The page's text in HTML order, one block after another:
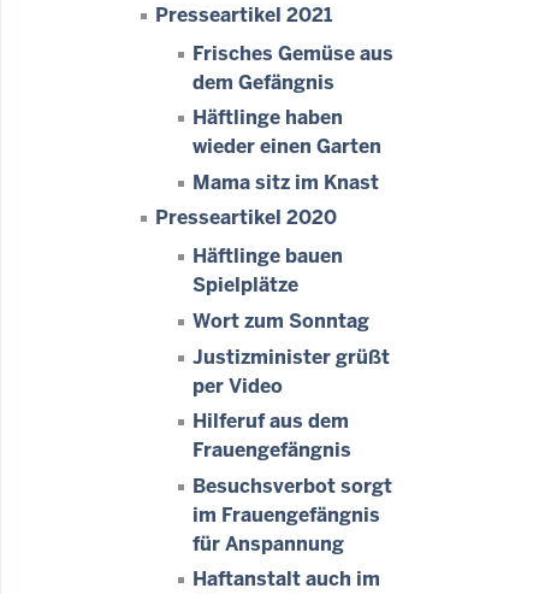
Presseartikel 2021
Frisches Gemüse aus
dem Gefängnis
Häftlinge haben
wieder einen Garten
Mama sitz im Knast
Presseartikel 2020
Häftlinge bauen
Spielplätze
Wort zum Sonntag
Justizminister grüßt
per Video
Hilferuf aus dem
Frauengefängnis
Besuchsverbot sorgt
im Frauengefängnis
für Anspannung
Haftanstalt auch im